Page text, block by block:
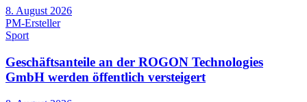
8. August 2026
PM-Ersteller
Sport
Geschäftsanteile an der ROGON Technologies
GmbH werden öffentlich versteigert